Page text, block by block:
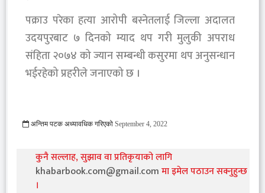
पक्राउ परेका हत्या आरोपी बस्नेतलाई जिल्ला अदालत
उदयपुरबाट ७ दिनको म्याद थप गरी मुलुकी अपराध
संहिता २०७४ को ज्यान सम्बन्धी कसुरमा थप अनुसन्धान
भईरहेको प्रहरीले जनाएको छ ।
अन्तिम पटक अध्यावधिक गरिएको September 4, 2022
कुनै सल्लाह, सुझाव वा प्रतिकृयाको लागि
khabarbook.com@gmail.comमा इमेल पठाउन सक्नुहुन्छ
।